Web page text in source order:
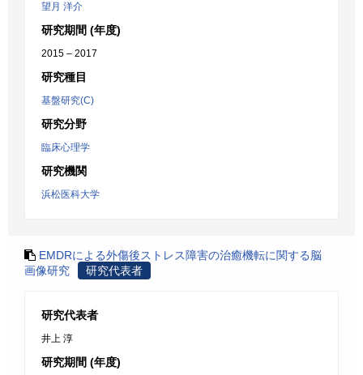
望月 洋介
研究期間 (年度)
2015 – 2017
研究種目
基盤研究(C)
研究分野
臨床心理学
研究機関
浜松医科大学
EMDRによる外傷後ストレス障害の治癒機転に関する脳
画像研究
研究代表者
研究代表者
井上 淳
研究期間 (年度)